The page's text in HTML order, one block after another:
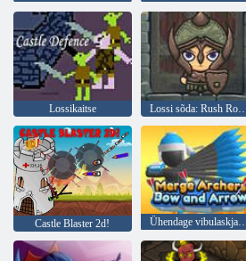
Lossikaitse Lossi sõda: Rush Royale ja
Castle Blaster 2d! Ühendage vibulaskjad